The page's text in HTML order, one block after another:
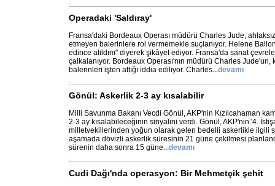
Operadaki 'Saldıray'
Fransa'daki Bordeaux Operası müdürü Charles Jude,
etmeyen balerinlere rol vermemekle suçlanıyor. Helene
edince atıldım" diyerek şikâyet ediyor. Fransa'da sanat
çalkalanıyor. Bordeaux Operası'nın müdürü Charles
balerinleri işten attığı iddia ediliyor. Charles...devamı
Gönül: Askerlik 2-3 ay kısalabilir
Milli Savunma Bakanı Vecdi Gönül, AKP'nin Kızılcahaman
2-3 ay kısalabileceğinin sinyalini verdi. Gönül, AKP'nin '4.
milletvekillerinden yoğun olarak gelen bedelli askerlikle ilgili
aşamada dövizli askerlik süresinin 21 güne çekilmesi
sürenin daha sonra 15 güne...devamı
Cudi Dağı'nda operasyon: Bir Mehmetçik şehit